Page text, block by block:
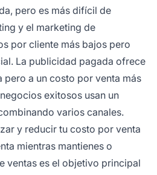
pero es más difícil de
y el marketing de
por cliente más bajos pero
La publicidad pagada ofrece
a un costo por venta más
exitosos usan un
varios canales.
y reducir tu costo por venta
mientras mantienes o
ventas es el objetivo principal